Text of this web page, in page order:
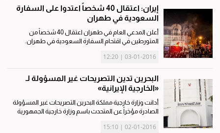
إيران: اعتقال 40 شخصاً اعتدوا على السفارة
السعودية في طهران
أعلن المدعي العام في طهران اعتقال 40 شخصاً من
المتورطين في اقتحام السفارة السعودية في طهران.
عباس جعفري دولت آبادي مدعي المحاكم العامة والثورية
03-01-2016 | 12:20
البحرين تدين التصريحات غير المسؤولة لـ
«الخارجية الإيرانية»
أدانت وزارة خارجية مملكة البحرين التصريحات غير المسؤولة
الصادرة مؤخراً عن المتحدث باسم وزارة خارجية الجمهورية
السافرة والمرفوضة في الشأن الداخلي لمملكة...
02-01-2016 | 15:10